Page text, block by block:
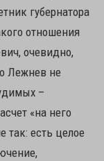
губернатора
отношения
очевидно,
Лежнев не
–
«на него
так: есть целое